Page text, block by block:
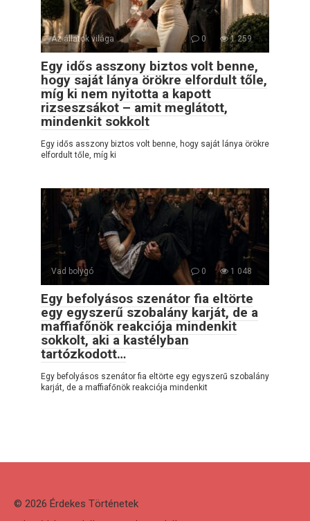
Az állatok világa 0 1 259
Egy idős asszony biztos volt benne,
hogy saját lánya örökre elfordult tőle,
míg ki nem nyitotta a kapott
rizseszsákot – amit meglátott,
mindenkit sokkolt
Egy idős asszony biztos volt benne, hogy saját lánya örökre
elfordult tőle, míg ki
Vad bolygó 0 1 048
Egy befolyásos szenátor fia eltörte
egy egyszerű szobalány karját, de a
maffiafőnök reakciója mindenkit
sokkolt, aki a kastélyban
tartózkodott…
Egy befolyásos szenátor fia eltörte egy egyszerű szobalány
karját, de a maffiafőnök reakciója mindenkit
© 2026 Érdekes Тörténetek